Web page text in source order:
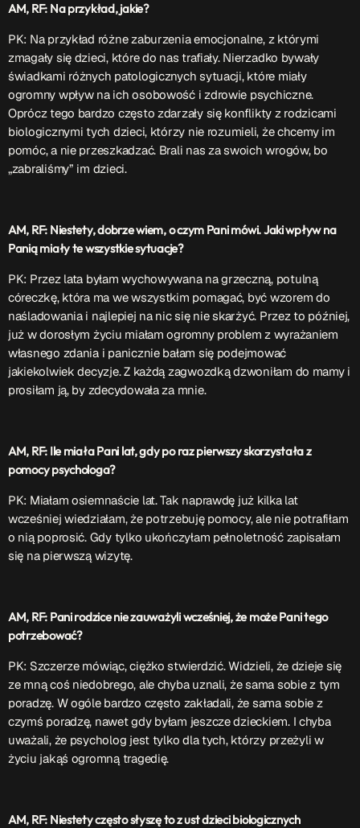
AM, RF: Na przykład, jakie?
PK: Na przykład różne zaburzenia emocjonalne, z którymi
zmagały się dzieci, które do nas trafiały. Nierzadko bywały
świadkami różnych patologicznych sytuacji, które miały
ogromny wpływ na ich osobowość i zdrowie psychiczne.
Oprócz tego bardzo często zdarzały się konflikty z rodzicami
biologicznymi tych dzieci, którzy nie rozumieli, że chcemy im
pomóc, a nie przeszkadzać. Brali nas za swoich wrogów, bo
„zabraliśmy” im dzieci.
AM, RF: Niestety, dobrze wiem, o czym Pani mówi. Jaki wpływ na
Panią miały te wszystkie sytuacje?
PK: Przez lata byłam wychowywana na grzeczną, potulną
córeczkę, która ma we wszystkim pomagać, być wzorem do
naśladowania i najlepiej na nic się nie skarżyć. Przez to później,
już w dorosłym życiu miałam ogromny problem z wyrażaniem
własnego zdania i panicznie bałam się podejmować
jakiekolwiek decyzje. Z każdą zagwozdką dzwoniłam do mamy i
prosiłam ją, by zdecydowała za mnie.
AM, RF: Ile miała Pani lat, gdy po raz pierwszy skorzystała z
pomocy psychologa?
PK: Miałam osiemnaście lat. Tak naprawdę już kilka lat
wcześniej wiedziałam, że potrzebuję pomocy, ale nie potrafiłam
o nią poprosić. Gdy tylko ukończyłam pełnoletność zapisałam
się na pierwszą wizytę.
AM, RF: Pani rodzice nie zauważyli wcześniej, że może Pani tego
potrzebować?
PK: Szczerze mówiąc, ciężko stwierdzić. Widzieli, że dzieje się
ze mną coś niedobrego, ale chyba uznali, że sama sobie z tym
poradzę. W ogóle bardzo często zakładali, że sama sobie z
czymś poradzę, nawet gdy byłam jeszcze dzieckiem. I chyba
uważali, że psycholog jest tylko dla tych, którzy przeżyli w
życiu jakąś ogromną tragedię.
AM, RF: Niestety często słyszę to z ust dzieci biologicznych